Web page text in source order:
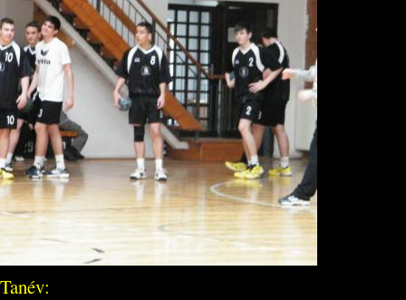
Tanév: